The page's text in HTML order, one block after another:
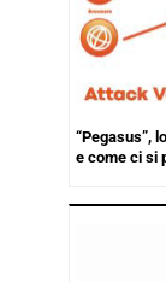
“Pegasus”,
e come ci si